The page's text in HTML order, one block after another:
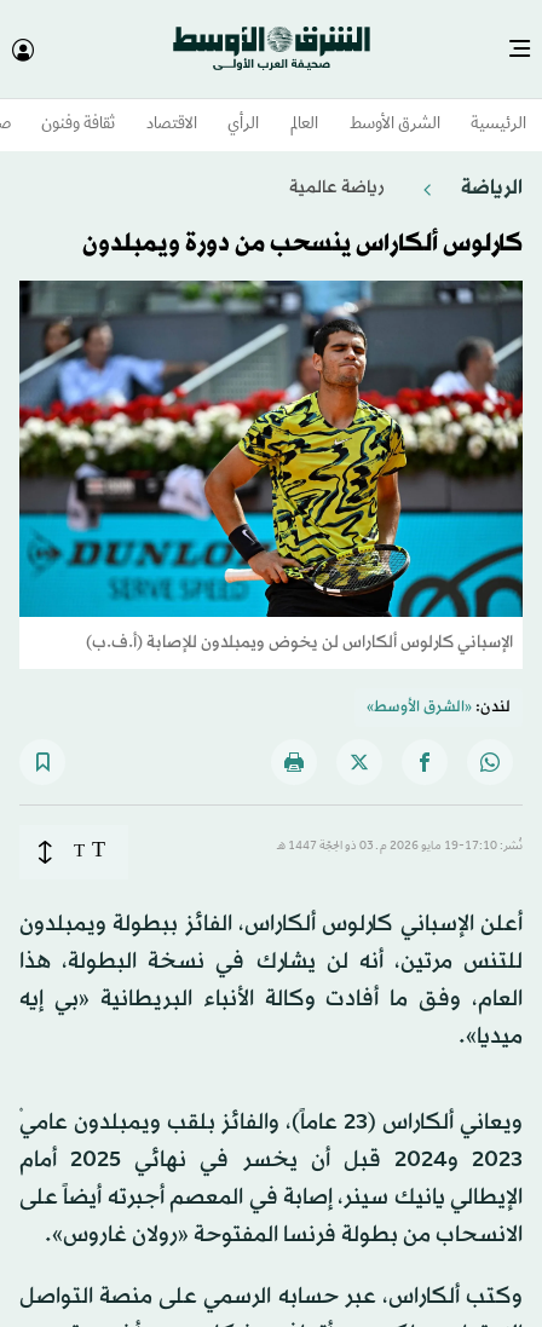
الرئيسية الشرق الأوسط​ العالم الرأي الاقتصاد ثقافة وفنون
الرياضة رياضة عالمية
كارلوس ألكاراس ينسحب من دورة ويمبلدون
الإسباني كارلوس ألكاراس لن يخوض ويمبلدون للإصابة (أ.ف.ب)
لندن:«الشرق الأوسط»
نُشر: 17:10-19 مايو 2026 م ـ 03 ذو الحِجّة 1447 هـ T
T
أعلن الإسباني كارلوس ألكاراس، الفائز ببطولة ويمبلدون
للتنس مرتين، أنه لن يشارك في نسخة البطولة، هذا
العام، وفق ما أفادت وكالة الأنباء البريطانية «بي إيه
ميديا».
ويعاني ألكاراس (23 عاماً)، والفائز بلقب ويمبلدون عاميْ
2023 و2024 قبل أن يخسر في نهائي 2025 أمام
الإيطالي يانيك سينر، إصابة في المعصم أجبرته أيضاً على
الانسحاب من بطولة فرنسا المفتوحة «رولان غاروس».
وكتب ألكاراس، عبر حسابه الرسمي على منصة التواصل